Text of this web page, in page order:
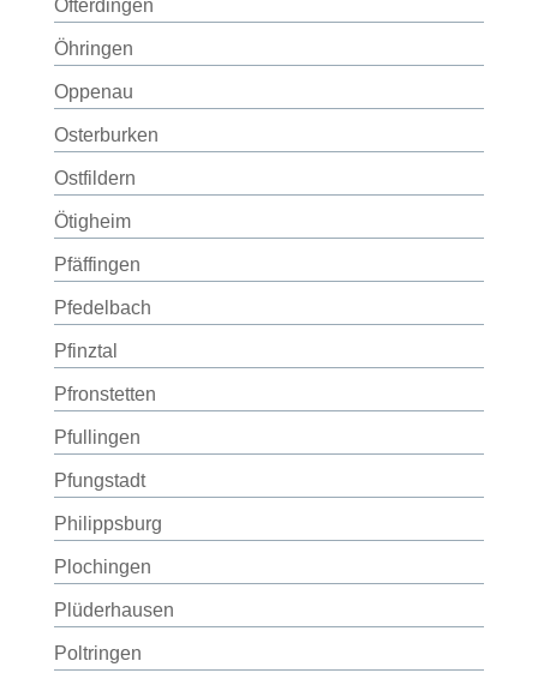
Ofterdingen
Öhringen
Oppenau
Osterburken
Ostfildern
Ötigheim
Pfäffingen
Pfedelbach
Pfinztal
Pfronstetten
Pfullingen
Pfungstadt
Philippsburg
Plochingen
Plüderhausen
Poltringen